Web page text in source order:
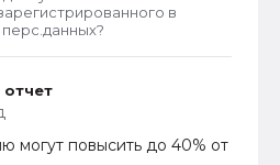
в
могут повысить до 40% от